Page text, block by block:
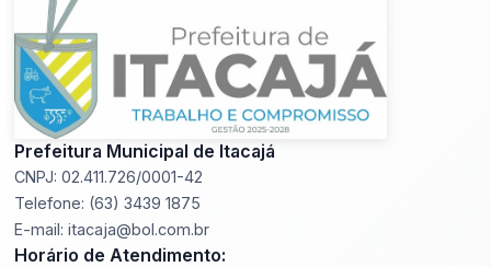
Prefeitura Municipal de Itacajá
CNPJ: 02.411.726/0001-42
Telefone: (63) 3439 1875
E-mail: itacaja@bol.com.br
Horário de Atendimento: